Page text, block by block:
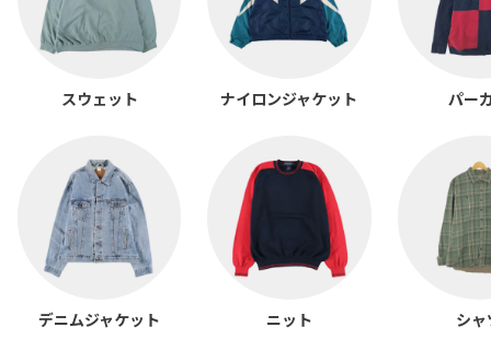
スウェット ナイロンジャケット パー
デニムジャケット ニット シャ